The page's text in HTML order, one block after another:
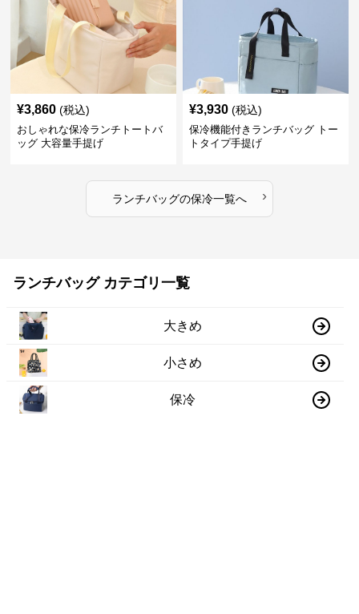
¥3,860 (税込)
おしゃれな保冷ランチトートバ
ッグ 大容量手提げ
¥3,930 (税込)
保冷機能付きランチバッグ トー
トタイプ手提げ
ランチバッグの保冷一覧へ ›
ランチバッグ カテゴリ一覧
大きめ
小さめ
保冷